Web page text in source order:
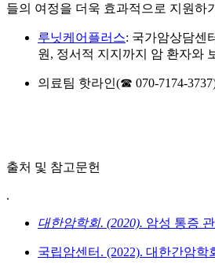
들의 여정을 더욱 효과적으로 지원하
루닛케어플러스: 국가암상담센
원, 정서적 지지까지 암 환자와
의료팀 핫라인(☎ 070-7174-
출처 및 참고문헌
.
대한암학회. (2020). 암성 통증
국립암센터. (2022). 대한간암